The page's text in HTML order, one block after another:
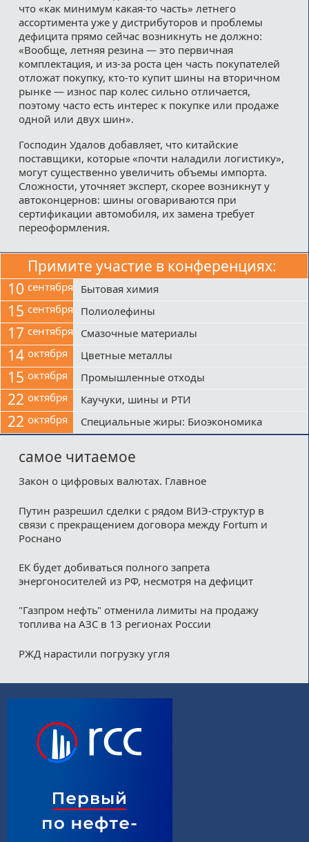
что «как минимум какая-то часть» летнего
ассортимента уже у дистрибуторов и проблемы
дефицита прямо сейчас возникнуть не должно:
«Вообще, летняя резина — это первичная
комплектация, и из-за роста цен часть покупателей
отложат покупку, кто-то купит шины на вторичном
рынке — износ пар колес сильно отличается,
поэтому часто есть интерес к покупке или продаже
одной или двух шин».
Господин Удалов добавляет, что китайские
поставщики, которые «почти наладили логистику»,
могут существенно увеличить объемы импорта.
Сложности, уточняет эксперт, скорее возникнут у
автоконцернов: шины оговариваются при
сертификации автомобиля, их замена требует
переоформления.
Примите участие в конференциях:
10 сентября Бытовая химия
15 сентября Полиолефины
17 сентября Смазочные материалы
14 октября Цветные металлы
15 октября Промышленные отходы
22 октября Каучуки, шины и РТИ
22 октября Специальные жиры: Биоэкономика
самое читаемое
Закон о цифровых валютах. Главное
Путин разрешил сделки с рядом ВИЭ-структур в
связи с прекращением договора между Fortum и
Роснано
ЕК будет добиваться полного запрета
энергоносителей из РФ, несмотря на дефицит
"Газпром нефть" отменила лимиты на продажу
топлива на АЗС в 13 регионах России
РЖД нарастили погрузку угля